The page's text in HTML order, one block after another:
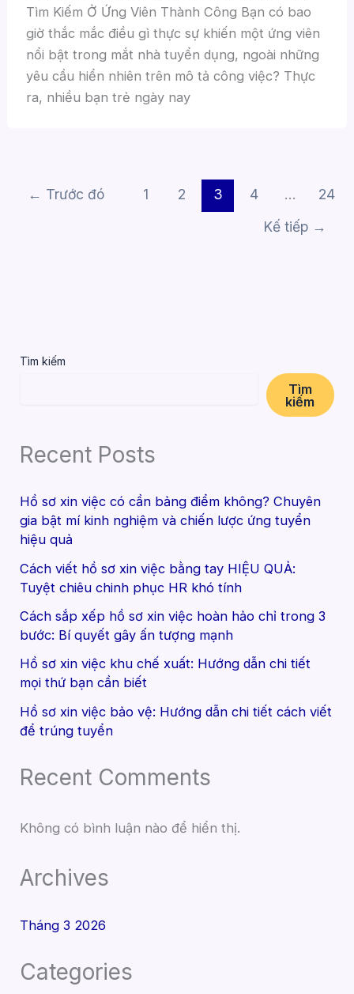
Tìm Kiếm Ở Ứng Viên Thành Công Bạn có bao
giờ thắc mắc điều gì thực sự khiến một ứng viên
nổi bật trong mắt nhà tuyển dụng, ngoài những
yêu cầu hiển nhiên trên mô tả công việc? Thực
ra, nhiều bạn trẻ ngày nay
← Trước đó 1 2 3 4 …
24
Kế tiếp →
Tìm kiếm
Tìm
kiếm
Recent Posts
Hồ sơ xin việc có cần bảng điểm không? Chuyên
gia bật mí kinh nghiệm và chiến lược ứng tuyển
hiệu quả
Cách viết hồ sơ xin việc bằng tay HIỆU QUẢ:
Tuyệt chiêu chinh phục HR khó tính
Cách sắp xếp hồ sơ xin việc hoàn hảo chỉ trong 3
bước: Bí quyết gây ấn tượng mạnh
Hồ sơ xin việc khu chế xuất: Hướng dẫn chi tiết
mọi thứ bạn cần biết
Hồ sơ xin việc bảo vệ: Hướng dẫn chi tiết cách viết
để trúng tuyển
Recent Comments
Không có bình luận nào để hiển thị.
Archives
Tháng 3 2026
Categories